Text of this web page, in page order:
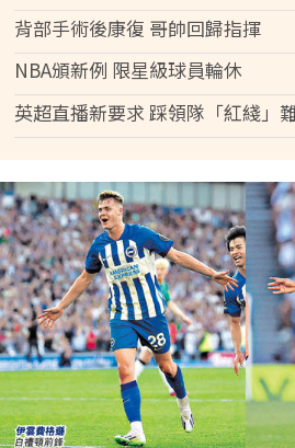
背部手術後康復 哥帥回歸指揮
NBA頒新例 限星級球員輪休
英超直播新要求 踩領隊「紅綫」